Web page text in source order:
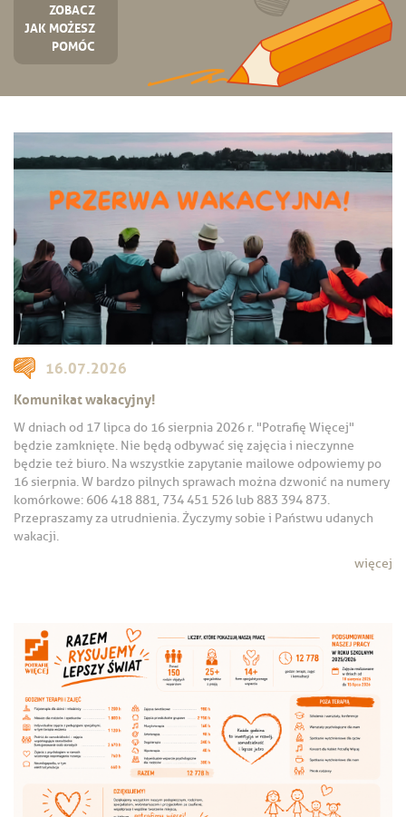
ZOBACZ
JAK MOŻESZ
POMÓC
16.07.2026
Komunikat wakacyjny!
W dniach od 17 lipca do 16 sierpnia 2026 r. "Potrafię Więcej"
będzie zamknięte. Nie będą odbywać się zajęcia i nieczynne
będzie też biuro. Na wszystkie zapytanie mailowe odpowiemy po
16 sierpnia. W bardzo pilnych sprawach można dzwonić na numery
komórkowe: 606 418 881, 734 451 526 lub 883 394 873.
Przepraszamy za utrudnienia. Życzymy sobie i Państwu udanych
wakacji.
więcej